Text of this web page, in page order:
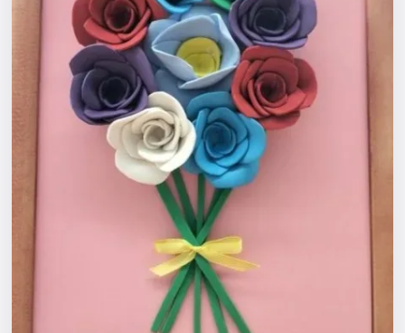
Площадки
Артисты
Рейтинги